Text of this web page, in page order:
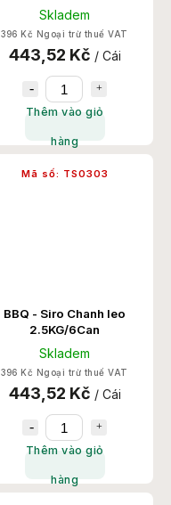
Skladem
396 Kč Ngoại trừ thuế VAT
443,52 Kč / Cái
Thêm vào giỏ
hàng
BBQ - Siro Chanh leo
2.5KG/6Can
Skladem
396 Kč Ngoại trừ thuế VAT
443,52 Kč / Cái
Thêm vào giỏ
hàng
Mã số: TS0303